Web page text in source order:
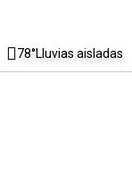
78°Lluvias aisladas